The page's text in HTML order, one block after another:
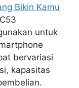
Bikin Kamu
untuk
bervariasi
kapasitas